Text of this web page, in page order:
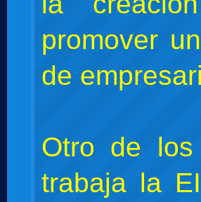
promover
de
Otro de
trabaja la